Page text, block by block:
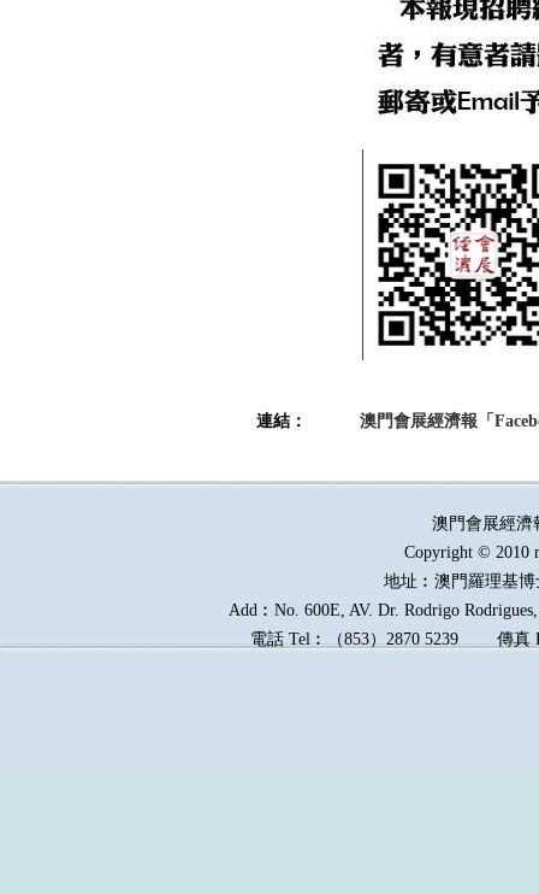
連結： 澳門會展經濟報「
澳門會展經
Copyright © 2010
地址︰澳門羅理基
Add︰No. 600E, AV. Dr. Rodrigo
電話 Tel︰（853）2870 5239傳真